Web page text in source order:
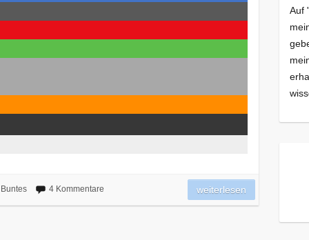
Buntes 4 Kommentare weiterlesen
Auf